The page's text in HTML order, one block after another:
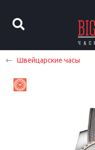
Швейцарские часы